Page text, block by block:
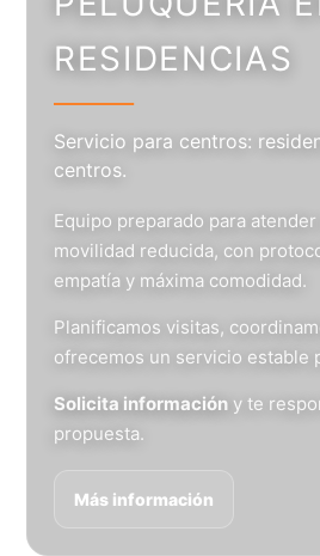
RESIDENCIAS
Servicio para centros:
centros.
Equipo preparado para
movilidad reducida, con
empatía y máxima comodidad.
Planificamos visitas,
ofrecemos un servicio estable
Solicita información y te
propuesta.
Más información